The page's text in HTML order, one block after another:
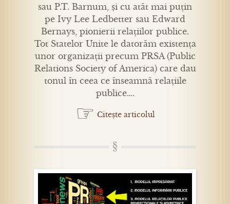
sau P.T. Barnum, și cu atât mai puțin
pe Ivy Lee Ledbetter sau Edward
Bernays, pionierii relațiilor publice.
Tot Statelor Unite le datorăm existența
unor organizații precum PRSA (Public
Relations Society of America) care dau
tonul în ceea ce înseamnă relațiile
publice….
☞ Citește articolul